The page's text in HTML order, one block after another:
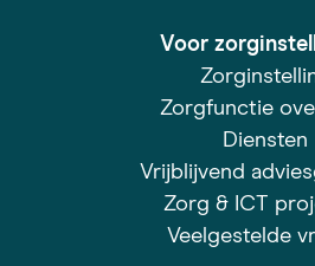
Voor
Zorgfunctie
Diensten
Vrijblijvend
Zorg & ICT
Veelgestelde